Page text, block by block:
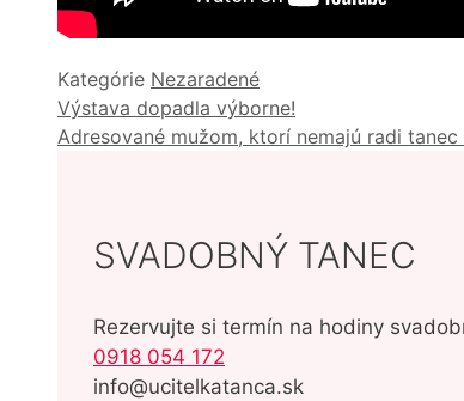
Kategórie Nezaradené
Výstava dopadla výborne!
Adresované mužom, ktorí nemajú radi
SVADOBNÝ TANEC
Rezervujte si termín na hodiny
0918 054 172
info@ucitelkatanca.sk